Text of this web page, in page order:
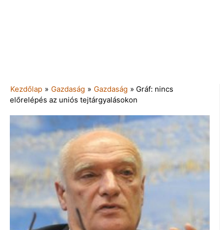
Kezdőlap » Gazdaság » Gazdaság » Gráf: nincs
előrelépés az uniós tejtárgyalásokon